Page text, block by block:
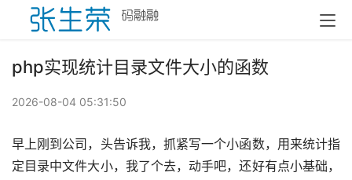
php实现统计目录文件大小的函数
2026-08-04 05:31:50
早上刚到公司，头告诉我，抓紧写一个小函数，用来统计指
定目录中文件大小，我了个去，动手吧，还好有点小基础，